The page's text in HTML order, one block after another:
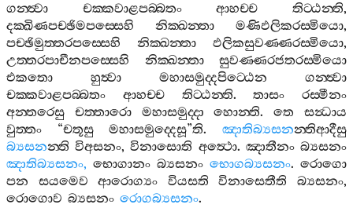
ගන‍්ත්‍වා
චක‍්කවාළපබ‍්බතං ආහච‍්ච තිට‍්ඨන‍්ති,
දක‍්ඛිණපච‍්ඡිමපස‍්සෙහි
නික‍්ඛන‍්තා මණිඵලිකරස‍්මියො,
පච‍්ඡිමුත‍්තරපස‍්සෙහි
නික‍්ඛන‍්තා ඵලිකසුවණ‍්ණරස‍්මියො,
උත‍්තරපාචීනපස‍්සෙහි
නික‍්ඛන‍්තා
සුවණ‍්ණරජතරස‍්මියො
එකතො
හුත්‍වා මහාසමුද‍්දපිට‍්ඨෙන
ගන‍්ත්‍වා
චක‍්කවාළපබ‍්බතං
ආහච‍්ච තිට‍්ඨන‍්ති.තාසං
රස‍්මීනං
අන‍්තරෙසු
චත‍්තාරො මහාසමුද‍්දා හොන‍්ති.තෙ
සන්‍ධාය
වුත‍්තං “චතූසු මහාසමුද‍්දෙසූ”ති.ඤාතිබ්‍යසනන‍්තිආදීසු
බ්‍යසනන‍්ති විඅසනං,විනාසොති අත්‍ථො. ඤාතීනං බ්‍යසනං
ඤාතිබ්‍යසනං, භොගානං බ්‍යසනං භොගබ්‍යසනං. රොගො
පන
සයමෙව ආරොග්‍යං වියසති විනාසෙතීති බ්‍යසනං,
රොගොව බ්‍යසනං රොගබ්‍යසනං.